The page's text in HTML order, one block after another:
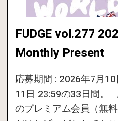
FUDGE vol.277
Monthly Present
応募期間 : 2026年7月
11日 23:59の33日間。
のプレミアム会員（無